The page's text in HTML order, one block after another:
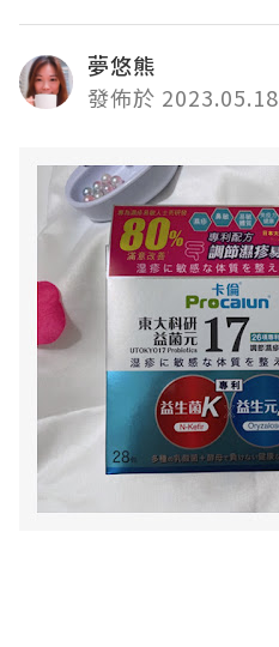
夢悠熊
發佈於 2023.05.18